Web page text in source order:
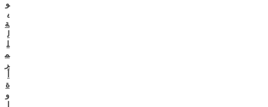
و
ي
ة
ل
ل
م
ر
ة
و